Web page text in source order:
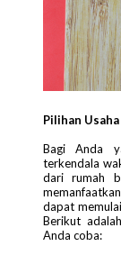
Pilihan
Bagi Anda
terkendala
dari rumah
dapat
Berikut
Anda coba: